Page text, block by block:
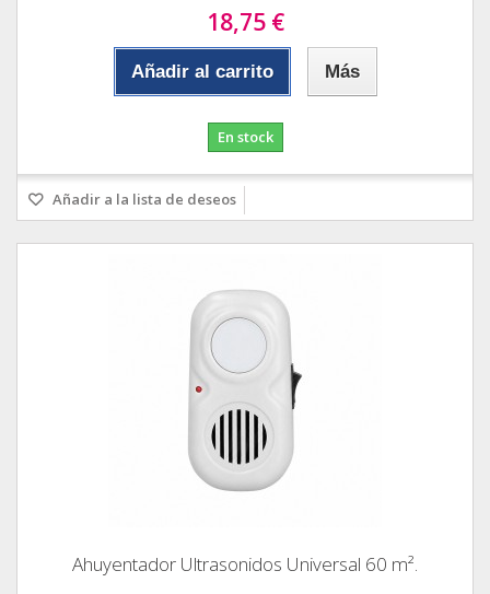
18,75 €
Añadir al carrito Más
En stock
Añadir a la lista de deseos
Ahuyentador Ultrasonidos Universal 60 m².